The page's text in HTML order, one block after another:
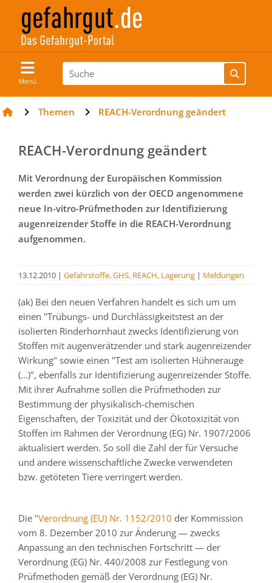
Menü
Themen REACH-Verordnung geändert
REACH-Verordnung geändert
Mit Verordnung der Europäischen Kommission
werden zwei kürzlich von der OECD angenommene
neue In-vitro-Prüfmethoden zur Identifizierung
augenreizender Stoffe in die REACH-Verordnung
aufgenommen.
13.12.2010 | Gefahrstoffe, GHS, REACH, Lagerung | Meldungen
(ak) Bei den neuen Verfahren handelt es sich um um
einen "Trübungs- und Durchlässigkeitstest an der
isolierten Rinderhornhaut zwecks Identifizierung von
Stoffen mit augenverätzender und stark augenreizender
Wirkung" sowie einen "Test am isolierten Hühnerauge
(...)", ebenfalls zur Identifizierung augenreizender Stoffe.
Mit ihrer Aufnahme sollen die Prüfmethoden zur
Bestimmung der physikalisch-chemischen
Eigenschaften, der Toxizität und der Ökotoxizität von
Stoffen im Rahmen der Verordnung (EG) Nr. 1907/2006
aktualisiert werden. So soll die Zahl der für Versuche
und andere wissenschaftliche Zwecke verwendeten
bzw. getöteten Tiere verringert werden.
Die "Verordnung (EU) Nr. 1152/2010 der Kommission
vom 8. Dezember 2010 zur Änderung — zwecks
Anpassung an den technischen Fortschritt — der
Verordnung (EG) Nr. 440/2008 zur Festlegung von
Prüfmethoden gemäß der Verordnung (EG) Nr.